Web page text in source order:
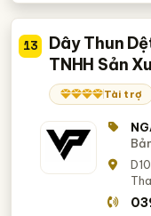
13
Dây Thun
TNHH Sản
Tài trợ